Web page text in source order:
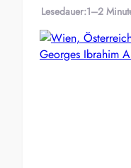
Lesedauer:1–2